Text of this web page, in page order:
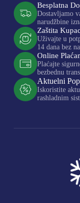
Besplatna
Dostavljamo
narudžbine
Zaštita
Uživajte u
14 dana bez
Online
Plaćajte
bezbednu
Aktuelni
Iskoristite
rashladnim